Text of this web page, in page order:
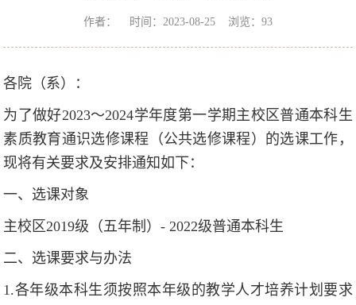
作者： 时间：2023-08-25 浏览： 93
各院（系）：
为了做好2023～2024学年度第一学期主校区普通本科生
素质教育通识选修课程（公共选修课程）的选课工作，
现将有关要求及安排通知如下：
一、选课对象
主校区2019级（五年制）- 2022级普通本科生
二、选课要求与办法
1.各年级本科生须按照本年级的教学人才培养计划要求